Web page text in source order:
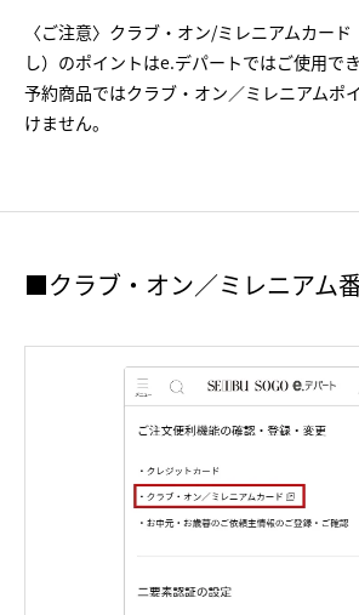
〈ご注意〉クラブ・オン/ミレニアムカー
し）のポイントはe.デパートではご使用でき
予約商品ではクラブ・オン／ミレニアムポ
けません。
■クラブ・オン／ミレニアム